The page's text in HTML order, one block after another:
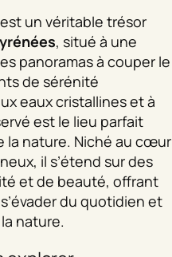
est un véritable trésor
, situé à une
panoramas à couper le
de sérénité
eaux cristallines et à
est le lieu parfait
la nature. Niché au cœur
il s’étend sur des
et de beauté, offrant
du quotidien et
nature.